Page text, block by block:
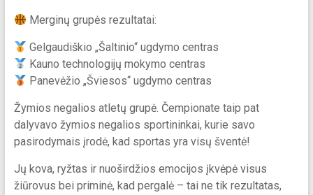
Merginų grupės rezultatai:
Gelgaudiškio „Šaltinio“ ugdymo centras
Kauno technologijų mokymo centras
Panevėžio „Šviesos“ ugdymo centras
Žymios negalios atletų grupė. Čempionate taip pat
dalyvavo žymios negalios sportininkai, kurie savo
pasirodymais įrodė, kad sportas yra visų šventė!
Jų kova, ryžtas ir nuoširdžios emocijos įkvėpė visus
žiūrovus bei priminė, kad pergalė – tai ne tik rezultatas,